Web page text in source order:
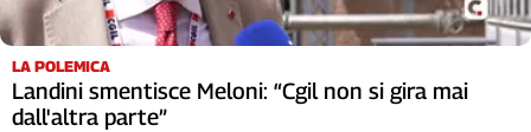
Social
LA POLEMICA
Landini smentisce Meloni: “Cgil non si gira mai
dall'altra parte”